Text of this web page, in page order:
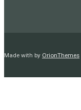
Made with by OrionThemes